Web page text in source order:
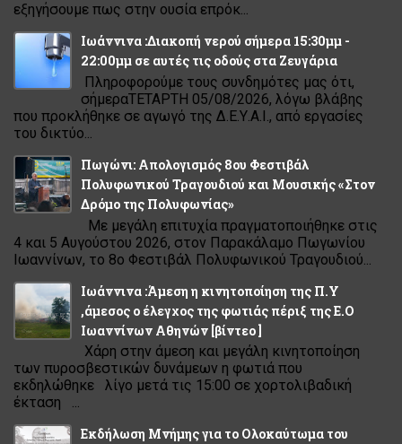
εξηγήσουμε πως στην ουσία επρόκ...
Ιωάννινα :Διακοπή νερού σήμερα 15:30μμ -
22:00μμ σε αυτές τις οδούς στα Ζευγάρια
Πληροφορούμε τους συνδημότες μας ότι,
σήμεραΤΕΤΑΡΤΗ 05/08/2026, λόγω βλάβης
που προκλήθηκε σε αγωγό της Δ.Ε.Υ.Α.Ι., από εργασίες
του δικτύο...
Πωγώνι: Απολογισμός 8ου Φεστιβάλ
Πολυφωνικού Τραγουδιού και Μουσικής «Στον
Δρόμο της Πολυφωνίας»
Με μεγάλη επιτυχία πραγματοποιήθηκε στις
4 και 5 Αυγούστου 2026, στον Παρακάλαμο Πωγωνίου
Ιωαννίνων, το 8ο Φεστιβάλ Πολυφωνικού Τραγουδιού...
Ιωάννινα :Άμεση η κινητοποίηση της Π.Υ
,άμεσος ο έλεγχος της φωτιάς πέριξ της Ε.Ο
Ιωαννίνων Αθηνών [βίντεο ]
Χάρη στην άμεση και μεγάλη κινητοποίηση
των πυροσβεστικών δυνάμεων η φωτιά που
εκδηλώθηκε λίγο μετά τις 15:00 σε χορτολιβαδική
έκταση ...
Εκδήλωση Μνήμης για το Ολοκαύτωμα του